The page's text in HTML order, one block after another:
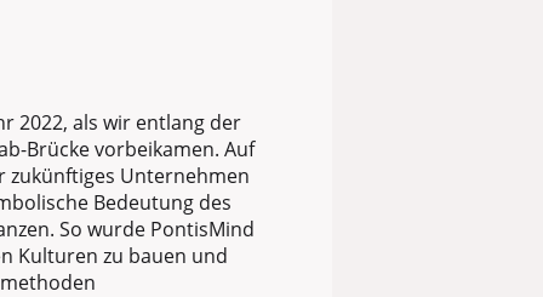
2022, als wir entlang der
Brücke vorbeikamen. Auf
zukünftiges Unternehmen
Bedeutung des
So wurde PontisMind
Kulturen zu bauen und